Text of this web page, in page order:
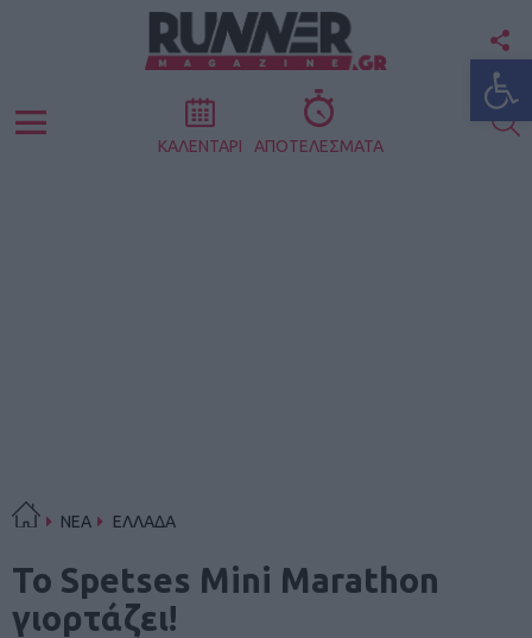
Menu ΚΑΛΕΝΤΑΡΙ ΑΠΟΤΕΛΕΣΜΑΤΑ
ΝΕΑ ΕΛΛΑΔΑ
Το Spetses Mini Marathon
γιορτάζει!